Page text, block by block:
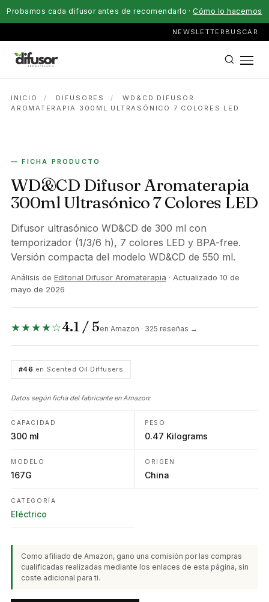
Probamos cada difusor antes de recomendarlo · Cómo lo hacemos
NEWSLETTER BUSCAR
INICIO / DIFUSORES /
WD&CD DIFUSOR
AROMATERAPIA 300ML ULTRASÓNICO 7 COLORES LED
— FICHA PRODUCTO
WD&CD Difusor Aromaterapia
300ml Ultrasónico 7 Colores LED
Difusor ultrasónico WD&CD de 300 ml con
temporizador (1/3/6 h), 7 colores LED y BPA-free.
Versión compacta del modelo WD&CD de 550 ml.
Análisis de Editorial Difusor Aromaterapia · Actualizado 10 de
mayo de 2026
★★★★☆4.1 / 5en Amazon · 325 reseñas →
#46 en Scented Oil Diffusers
Datos según ficha del fabricante en Amazon:
CAPACIDAD
300 ml
PESO
0.47 Kilograms
MODELO
167G
ORIGEN
China
CATEGORÍA
Eléctrico
Como afiliado de Amazon, gano una comisión por las compras
cualificadas realizadas mediante los enlaces de esta página, sin
coste adicional para ti.